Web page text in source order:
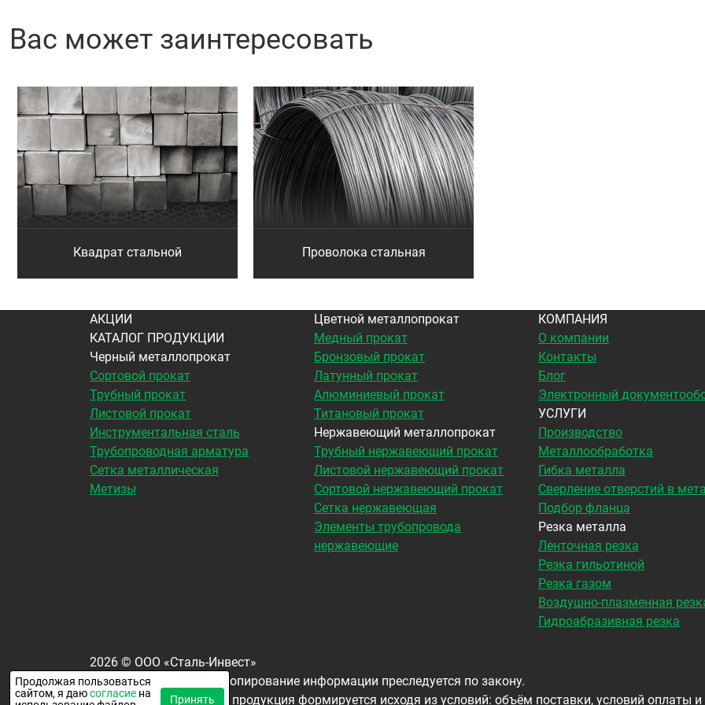
Вас может заинтересовать
Квадрат стальной Проволока стальная
АКЦИИ
КАТАЛОГ ПРОДУКЦИИ
Черный металлопрокат
Сортовой прокат
Трубный прокат
Листовой прокат
Инструментальная сталь
Трубопроводная арматура
Сетка металлическая
Метизы
Цветной металлопрокат
Медный прокат
Бронзовый прокат
Латунный прокат
Алюминиевый прокат
Титановый прокат
Нержавеющий металлопрокат
Трубный нержавеющий прокат
Листовой нержавеющий прокат
Сортовой нержавеющий прокат
Сетка нержавеющая
Элементы трубопровода
нержавеющие
КОМПАНИЯ
О компании
Контакты
Блог
Электронный
УСЛУГИ
Производство
Металлообработка
Гибка металла
Сверление отверстий в
Подбор фланца
Резка металла
Ленточная резка
Резка гильотиной
Резка газом
Воздушно-плазменная
Гидроабразивная резка
2026 © ООО «Сталь-Инвест»
Все права защищены. Копирование информации преследуется по закону.
Окончательная цена на продукция формируется исходя из условий: объём поставки, условий оплаты
Продолжая пользоваться
сайтом, я даюсогласие на
Принять